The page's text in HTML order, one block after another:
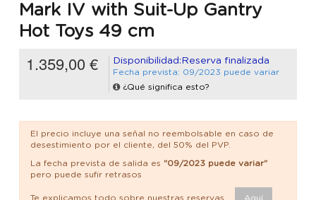
Mark IV with Suit-Up Gantry
Hot Toys 49 cm
1.359,00 € Disponibilidad:Reserva finalizada
Fecha prevista: 09/2023 puede variar
¿Qué significa esto?
El precio incluye una señal no reembolsable en caso de
desestimiento por el cliente, del 50% del PVP.
La fecha prevista de salida es "09/2023 puede variar"
pero puede sufir retrasos
Te explicamos todo sobre nuestras reservas. Aquí